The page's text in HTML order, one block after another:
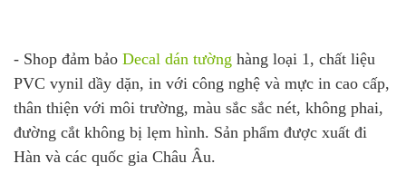
- Shop đảm bảo Decal dán tường hàng loại 1, chất liệu
PVC vynil dầy dặn, in với công nghệ và mực in cao cấp,
thân thiện với môi trường, màu sắc sắc nét, không phai,
đường cắt không bị lẹm hình. Sản phẩm được xuất đi
Hàn và các quốc gia Châu Âu.